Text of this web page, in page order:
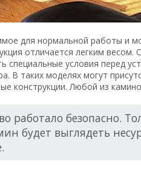
для нормальной работы и
отличается легким
специальные условия перед
В таких моделях могут
конструкции. Любой из
работало безопасно.
будет выглядеть